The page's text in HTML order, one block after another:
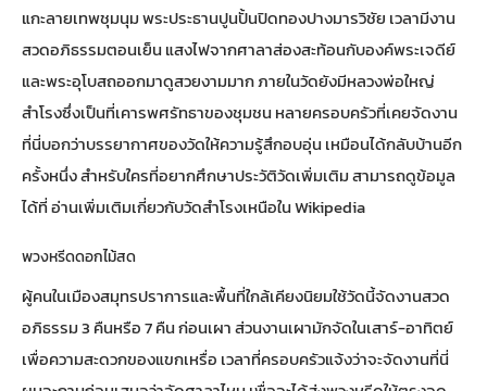
แกะลายเทพชุมนุม พระประธานปูนปั้นปิดทองปางมารวิชัย เวลามีงาน
สวดอภิธรรมตอนเย็น แสงไฟจากศาลาส่องสะท้อนกับองค์พระเจดีย์
และพระอุโบสถออกมาดูสวยงามมาก ภายในวัดยังมีหลวงพ่อใหญ่
สำโรงซึ่งเป็นที่เคารพศรัทธาของชุมชน หลายครอบครัวที่เคยจัดงาน
ที่นี่บอกว่าบรรยากาศของวัดให้ความรู้สึกอบอุ่น เหมือนได้กลับบ้านอีก
ครั้งหนึ่ง สำหรับใครที่อยากศึกษาประวัติวัดเพิ่มเติม สามารถดูข้อมูล
ได้ที่อ่านเพิ่มเติมเกี่ยวกับวัดสำโรงเหนือใน Wikipedia
พวงหรีดดอกไม้สด
ผู้คนในเมืองสมุทรปราการและพื้นที่ใกล้เคียงนิยมใช้วัดนี้จัดงานสวด
อภิธรรม 3 คืนหรือ 7 คืน ก่อนเผา ส่วนงานเผามักจัดในเสาร์-อาทิตย์
เพื่อความสะดวกของแขกเหรื่อ เวลาที่ครอบครัวแจ้งว่าจะจัดงานที่นี่